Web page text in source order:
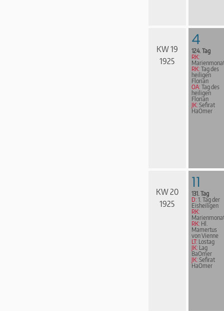
KW 19
1925
4
124. Tag
RK:
RK: Tag des
heiligen
Florian
OA: Tag des
heiligen
Florian
JK: Sefirat
HaOmer
KW 20
1925
11
131. Tag
D: 1. Tag der
Eisheiligen
RK:
RK: Hl.
Mamertus
von Vienne
LT: Lostag
JK: Lag
BaOmer
JK: Sefirat
HaOmer